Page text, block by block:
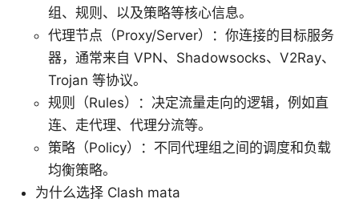
组、规则、以及策略等核心信息。
代理节点（Proxy/Server）：你连接的目标服务
器，通常来自 VPN、Shadowsocks、V2Ray、
Trojan 等协议。
规则（Rules）：决定流量走向的逻辑，例如直
连、走代理、代理分流等。
策略（Policy）：不同代理组之间的调度和负载
均衡策略。
为什么选择 Clash mata